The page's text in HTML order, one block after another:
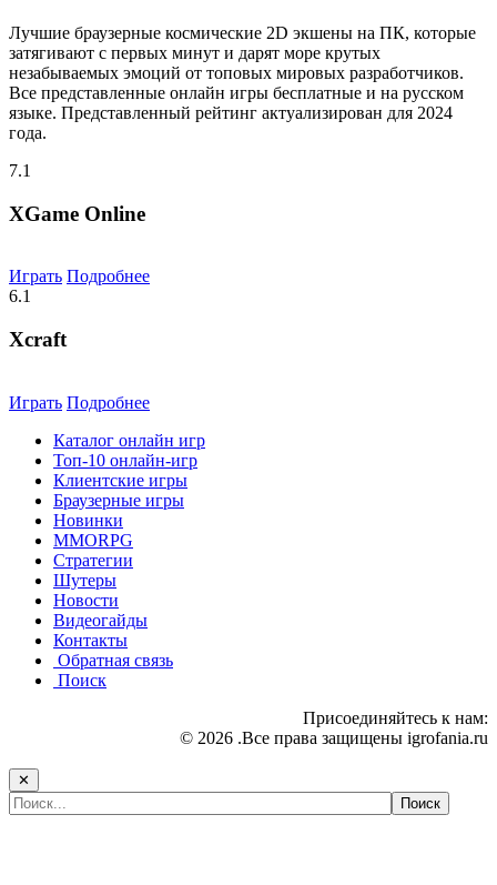
Лучшие браузерные космические 2D экшены на ПК, которые
затягивают с первых минут и дарят море крутых
незабываемых эмоций от топовых мировых разработчиков.
Все представленные онлайн игры бесплатные и на русском
языке. Представленный рейтинг актуализирован для 2024
года.
7.1
XGame Online
Играть Подробнее
6.1
Xcraft
Играть Подробнее
Каталог онлайн игр
Топ-10 онлайн-игр
Клиентские игры
Браузерные игры
Новинки
MMORPG
Стратегии
Шутеры
Новости
Видеогайды
Контакты
Обратная связь
Поиск
Присоединяйтесь к нам:
© 2026 .Все права защищены igrofania.ru
✕